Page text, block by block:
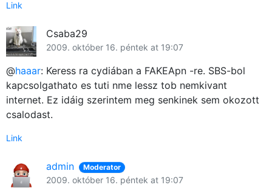
Link
Csaba29
2009. október 16. péntek at 19:07
@haaar: Keress ra cydiában a FAKEApn -re. SBS-bol
kapcsolgathato es tuti nme lessz tob nemkivant
internet. Ez idáig szerintem meg senkinek sem okozott
csalodast.
Link
admin Moderator
2009. október 16. péntek at 19:07